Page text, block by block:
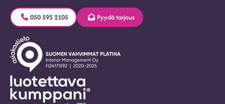
050 595 2105 Pyydä tarjous